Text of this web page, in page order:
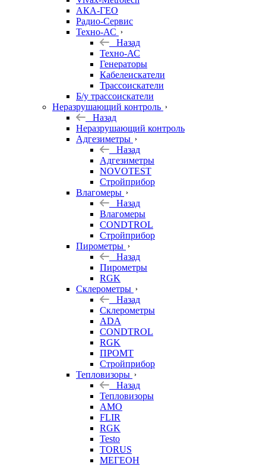
АКА-ГЕО
Радио-Сервис
Техно-АС
Назад
Техно-АС
Генераторы
Кабелеискатели
Трассоискатели
Б/у трассоискатели
Неразрушающий контроль
Назад
Неразрушающий контроль
Адгезиметры
Назад
Адгезиметры
NOVOTEST
Стройприбор
Влагомеры
Назад
Влагомеры
CONDTROL
Стройприбор
Пирометры
Назад
Пирометры
RGK
Склерометры
Назад
Склерометры
ADA
CONDTROL
RGK
ПРОМТ
Стройприбор
Тепловизоры
Назад
Тепловизоры
AMO
FLIR
RGK
Testo
TORUS
МЕГЕОН